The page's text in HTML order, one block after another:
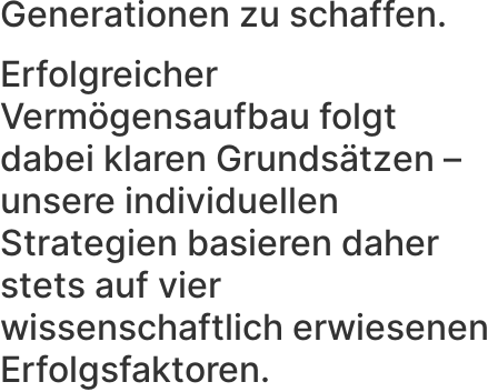
Generationen zu schaffen.
Erfolgreicher
Vermögensaufbau folgt
dabei klaren Grundsätzen –
unsere individuellen
Strategien basieren daher
stets auf vier
wissenschaftlich erwiesenen
Erfolgsfaktoren.